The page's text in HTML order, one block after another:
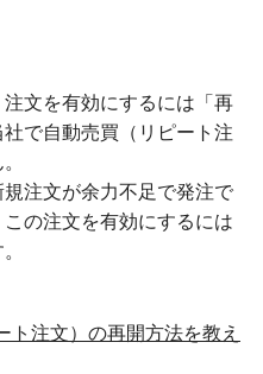
文を有効にするには「再
で自動売買（リピート注
注文が余力不足で発注で
の注文を有効にするには
ト注文）の再開方法を教え